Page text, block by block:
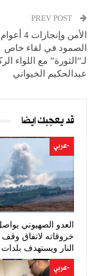
الأمن
الصمود في لقاء خاص
لـ”الثورة” مع اللواء
عبدالحكيم الخيواني
قد يعجبك ايضا
-عربي
العدو الصهيوني
خروقاته لاتفاق
النار ويستهدف
لبنان
-عربي